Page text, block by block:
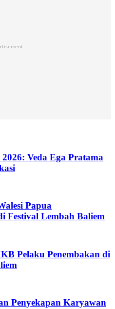
Veda Ega Pratama
Papua
Festival Lembah Baliem
Pelaku Penembakan di
Penyekapan Karyawan